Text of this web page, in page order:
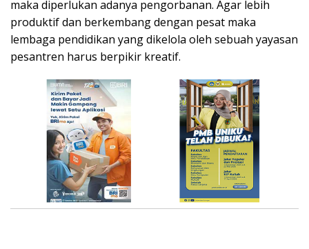
maka diperlukan adanya pengorbanan. Agar lebih
produktif dan berkembang dengan pesat maka
lembaga pendidikan yang dikelola oleh sebuah yayasan
pesantren harus berpikir kreatif.